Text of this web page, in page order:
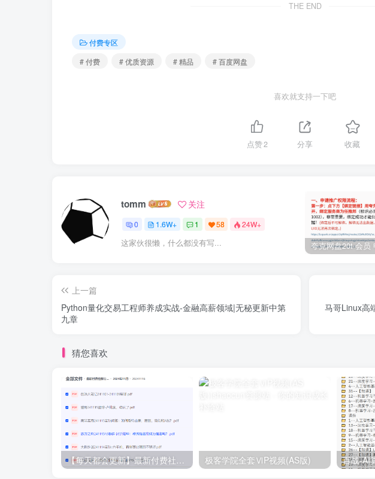
THE END
付费专区
# 付费
# 优质资源 # 精品 # 百度网盘
喜欢就支持一下吧
点赞2 分享 收藏
tomm 关注
0 1.6W+ 1 58 24W+
这家伙很懒，什么都没有写... 夸克网盘20t 会员
上一篇
Python量化交易工程师养成实战-金融高薪领域|无秘更新中第
九章
马哥Linux高
猜您喜欢
【每天都会更新】最新付费社群公众号文章 极客学院全套ⅥP视频(AS版)